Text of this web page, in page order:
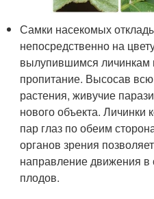
Самки насекомых
непосредственно на
вылупившимся личинкам
пропитание. Высосав
растения, живучие
нового объекта. Личинки
пар глаз по обеим
органов зрения
направление движения в
плодов.